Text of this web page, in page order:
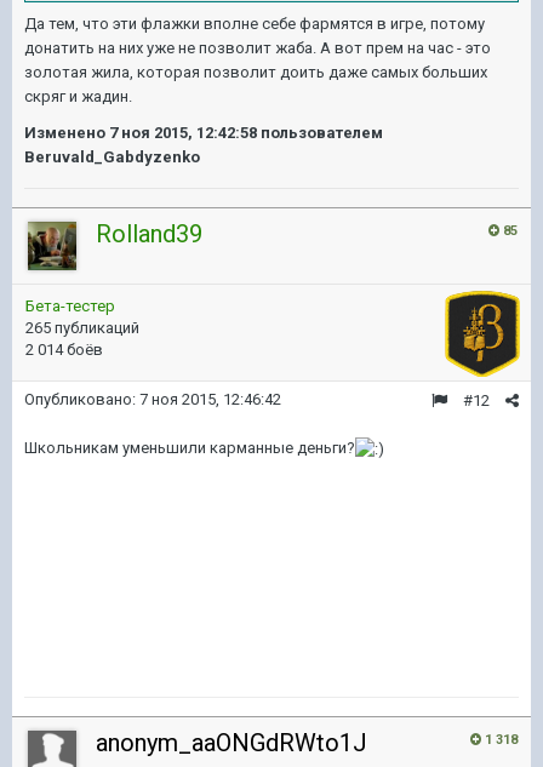
Да тем, что эти флажки вполне себе фармятся в игре, потому
донатить на них уже не позволит жаба. А вот прем на час - это
золотая жила, которая позволит доить даже самых больших
скряг и жадин.
Изменено 7 ноя 2015, 12:42:58 пользователем
Beruvald_Gabdyzenko
85
Rolland39
Бета-тестер
265 публикаций
2 014 боёв
#12
Опубликовано: 7 ноя 2015, 12:46:42
Школьникам уменьшили карманные деньги?
1 318
anonym_aaONGdRWto1J